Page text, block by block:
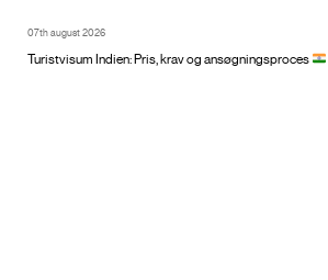
07th august 2026
Turistvisum Indien: Pris, krav og ansøgningsproces